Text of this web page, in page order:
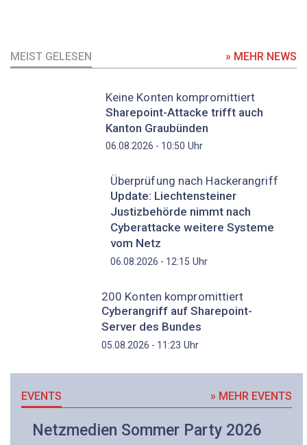
MEIST GELESEN » MEHR NEWS
Keine Konten kompromittiert
Sharepoint-Attacke trifft auch
Kanton Graubünden
06.08.2026 - 10:50 Uhr
Überprüfung nach Hackerangriff
Update: Liechtensteiner
Justizbehörde nimmt nach
Cyberattacke weitere Systeme
vom Netz
06.08.2026 - 12:15 Uhr
200 Konten kompromittiert
Cyberangriff auf Sharepoint-
Server des Bundes
05.08.2026 - 11:23 Uhr
EVENTS » MEHR EVENTS
Netzmedien Sommer Party 2026